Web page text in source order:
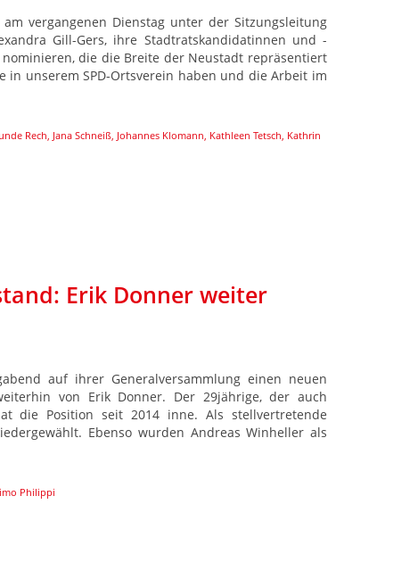
vergangenen Dienstag unter der Sitzungsleitung
Gill-Gers, ihre Stadtratskandidatinnen und -
die die Breite der Neustadt repräsentiert
unserem SPD-Ortsverein haben und die Arbeit im
Rech Jana Schneiß Johannes Klomann Kathleen Tetsch Kathrin
Erik Donner weiter
auf ihrer Generalversammlung einen neuen
von Erik Donner. Der 29jährige, der auch
die Position seit 2014 inne. Als stellvertretende
Ebenso wurden Andreas Winheller als
Philippi